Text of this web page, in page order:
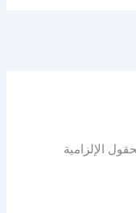
الإلزامية